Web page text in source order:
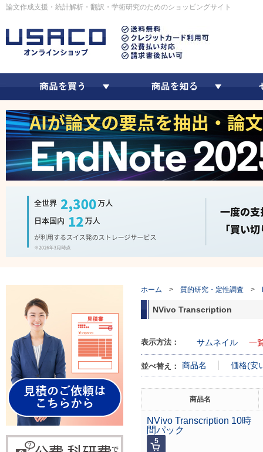
論文作成支援・統計解析・翻訳・学術研究のためのショッピングサイト
ホーム > 質的研究・定性調査 >
NVivo Transcription
表示方法： サムネイル 一
並べ替え： 商品名 価格(安
商品名
NVivo Transcription 10時
間パック